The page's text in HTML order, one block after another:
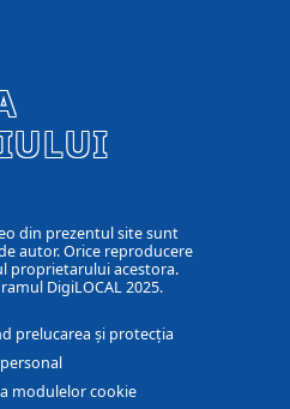
din prezentul site sunt
autor. Orice reproducere
proprietarului acestora.
DigiLOCAL 2025.
prelucarea și protecția
modulelor cookie